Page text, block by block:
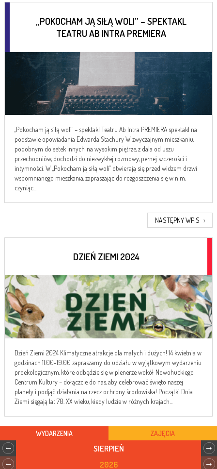
„POKOCHAM JĄ SIŁĄ WOLI” – SPEKTAKL
TEATRU AB INTRA PREMIERA
„Pokocham ją siłą woli” – spektakl Teatru Ab Intra PREMIERA spektakl na
podstawie opowiadania Edwarda Stachury W zwyczajnym mieszkaniu,
podobnym do setek innych, na wysokim piętrze, z dala od uszu
przechodniów, dochodzi do niezwykłej rozmowy, pełnej szczerości i
intymności. W „Pokocham ją siłą woli” otwierają się przed widzem drzwi
wspomnianego mieszkania, zapraszając do rozgoszczenia się w nim,
czyniąc...
NASTĘPNY WPIS ›
DZIEŃ ZIEMI 2024
Dzień Ziemi 2024 Klimatyczne atrakcje dla małych i dużych! 14 kwietnia w
godzinach 11.00-19.00 zapraszamy do udziału w wyjątkowym wydarzeniu
proekologicznym, które odbędzie się w plenerze wokół Nowohuckiego
Centrum Kultury – dołączcie do nas, aby celebrować święto naszej
planety i podjąć działania na rzecz ochrony środowiska! Początki Dnia
Ziemi sięgają lat 70. XX wieku, kiedy ludzie w różnych krajach...
WYDARZENIA ZAJĘCIA
SIERPIEŃ
2026